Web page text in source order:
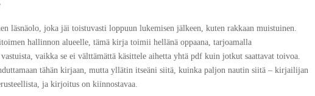
läsnäolo, joka jäi toistuvasti loppuun lukemisen jälkeen, kuten rakkaan muistuinen.
hallinnon alueelle, tämä kirja toimii hellänä oppaana, tarjoamalla
vaikka se ei välttämättä käsittele aihetta yhtä pdf kuin jotkut saattavat toivoa.
tähän kirjaan, mutta yllätin itseäni siitä, kuinka paljon nautin siitä – kirjailijan
ja kirjoitus on kiinnostavaa.